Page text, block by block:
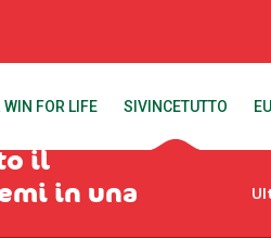
WIN FOR LIFE SIVINCETUTTO
il
in una